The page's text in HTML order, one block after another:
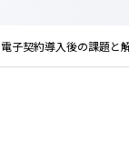
電子契約導入後の課題と